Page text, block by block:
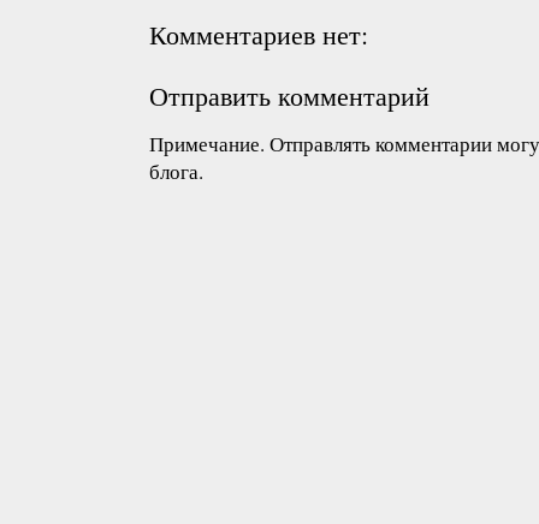
Комментариев нет:
Отправить комментарий
Примечание. Отправлять комментарии
блога.